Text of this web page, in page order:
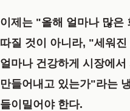
이제는 "올해 얼마나 많은
따질 것이 아니라, "세워
얼마나 건강하게 시장에
만들어내고 있는가"라는
들이밀어야 한다.